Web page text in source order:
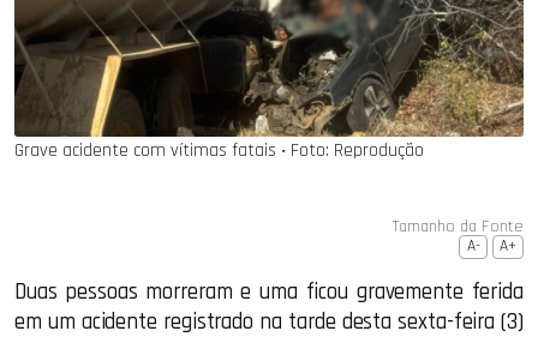
Grave acidente com vítimas fatais ‧ Foto: Reprodução
Tamanho da Fonte
A- A+
Duas pessoas morreram e uma ficou gravemente ferida
em um acidente registrado na tarde desta sexta-feira (3)